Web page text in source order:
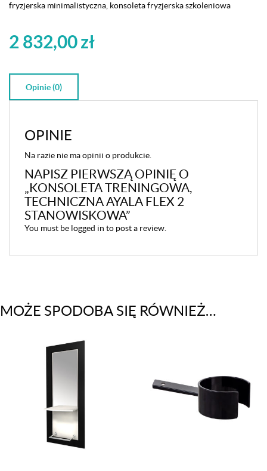
stanowiskowa
fryzjerska minimalistyczna, konsoleta fryzjerska szkoleniowa
2 832,00zł
Opinie (0)
OPINIE
Na razie nie ma opinii o produkcie.
NAPISZ PIERWSZĄ OPINIĘ O
„KONSOLETA TRENINGOWA,
TECHNICZNA AYALA FLEX 2
STANOWISKOWA”
You must be logged in to post a review.
MOŻE SPODOBA SIĘ RÓWNIEŻ…